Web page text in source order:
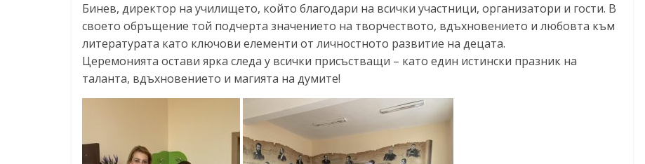
Бинев, директор на училището, който благодари на всички участници, организатори и гости. В
своето обръщение той подчерта значението на творчеството, вдъхновението и любовта към
литературата като ключови елементи от личностното развитие на децата.
Церемонията остави ярка следа у всички присъстващи – като един истински празник на
таланта, вдъхновението и магията на думите!